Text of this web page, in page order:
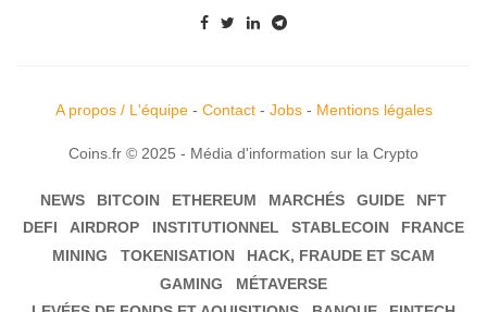
A propos / L'équipe- Contact- Jobs- Mentions légales
Coins.fr © 2025 - Média d'information sur la Crypto
NEWS BITCOIN ETHEREUM MARCHÉS GUIDE
NFT
DEFI
AIRDROP INSTITUTIONNEL STABLECOIN
FRANCE
MINING
TOKENISATION
HACK, FRAUDE ET SCAM
GAMING
MÉTAVERSE